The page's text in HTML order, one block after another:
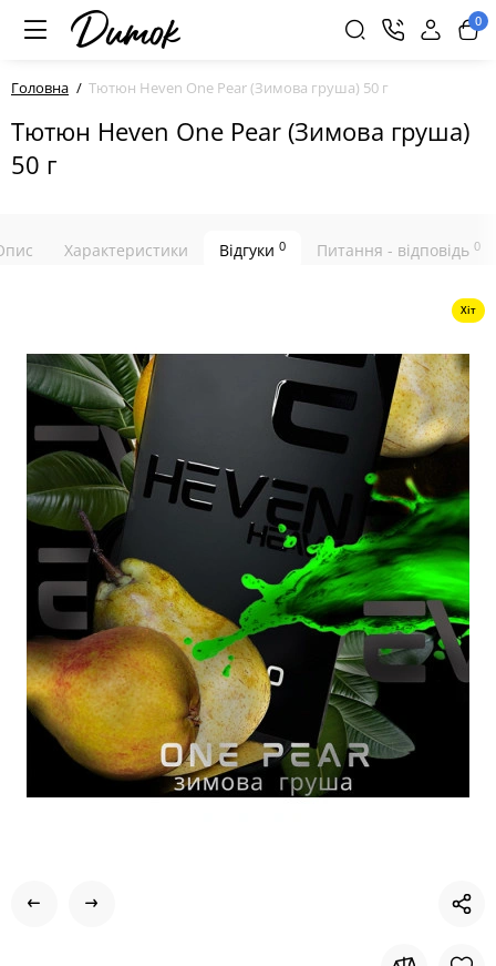
0
Головна Тютюн Heven One Pear (Зимова груша) 50 г
Тютюн Heven One Pear (Зимова груша)
50 г
Характеристики Відгуки 0 Питання - відповідь 0
Хіт